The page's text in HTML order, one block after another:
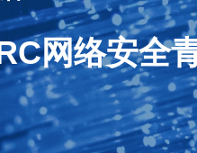
网络安全